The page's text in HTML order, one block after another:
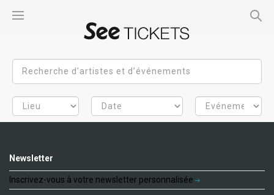
Newsletter
Inscrivez-vous à votre newsletter personnalisée